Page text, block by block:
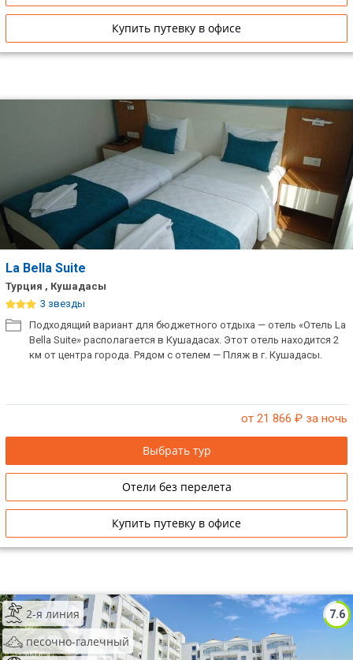
Купить путевку в офисе
La Bella Suite
Турция , Кушадасы
3 звезды
Подходящий вариант для бюджетного отдыха — отель «Отель La
Bella Suite» располагается в Кушадасах. Этот отель находится 2
км от центра города. Рядом с отелем — Пляж в г. Кушадасы.
от 21 866 ₽ за ночь
Выбрать тур
Отели без перелета
Купить путевку в офисе
7.6
2-я линия
песочно-галечный